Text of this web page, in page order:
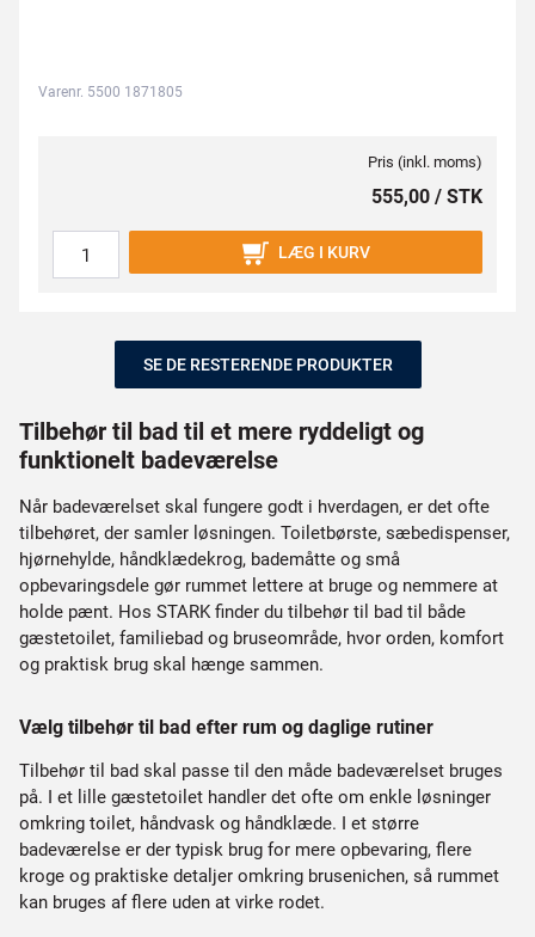
Varenr. 5500 1871805
Pris (inkl. moms)
555,00 / STK
LÆG I KURV
SE DE RESTERENDE PRODUKTER
Tilbehør til bad til et mere ryddeligt og
funktionelt badeværelse
Når badeværelset skal fungere godt i hverdagen, er det ofte
tilbehøret, der samler løsningen. Toiletbørste, sæbedispenser,
hjørnehylde, håndklædekrog, bademåtte og små
opbevaringsdele gør rummet lettere at bruge og nemmere at
holde pænt. Hos STARK finder du tilbehør til bad til både
gæstetoilet, familiebad og bruseområde, hvor orden, komfort
og praktisk brug skal hænge sammen.
Vælg tilbehør til bad efter rum og daglige rutiner
Tilbehør til bad skal passe til den måde badeværelset bruges
på. I et lille gæstetoilet handler det ofte om enkle løsninger
omkring toilet, håndvask og håndklæde. I et større
badeværelse er der typisk brug for mere opbevaring, flere
kroge og praktiske detaljer omkring brusenichen, så rummet
kan bruges af flere uden at virke rodet.